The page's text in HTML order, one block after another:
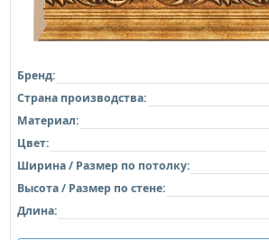
Бренд:
Страна производства:
Материал:
Цвет:
Ширина / Размер по потолку:
Высота / Размер по стене:
Длина: